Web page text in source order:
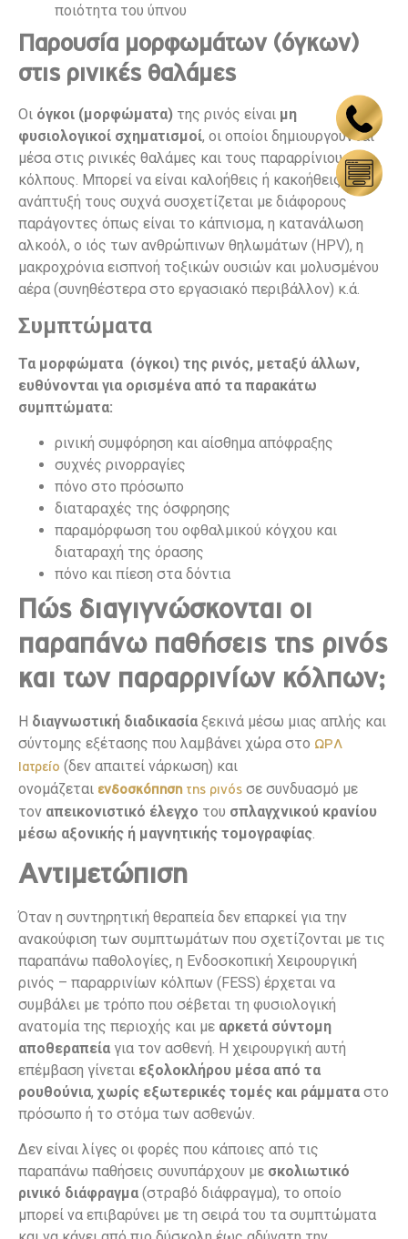
ποιότητα του ύπνου
Παρουσία μορφωμάτων (όγκων)
στις ρινικές θαλάμες
Οι όγκοι (μορφώματα) της ρινός είναι μη
φυσιολογικοί σχηματισμοί, οι οποίοι δημιουργούνται
μέσα στις ρινικές θαλάμες και τους παραρρίνιους
κόλπους. Μπορεί να είναι καλοήθεις ή κακοήθεις και η
ανάπτυξή τους συχνά συσχετίζεται με διάφορους
παράγοντες όπως είναι το κάπνισμα, η κατανάλωση
αλκοόλ, ο ιός των ανθρώπινων θηλωμάτων (HPV), η
μακροχρόνια εισπνοή τοξικών ουσιών και μολυσμένου
αέρα (συνηθέστερα στο εργασιακό περιβάλλον) κ.ά.
Συμπτώματα
Τα μορφώματα (όγκοι) της ρινός, μεταξύ άλλων,
ευθύνονται για ορισμένα από τα παρακάτω
συμπτώματα:
ρινική συμφόρηση και αίσθημα απόφραξης
συχνές ρινορραγίες
πόνο στο πρόσωπο
διαταραχές της όσφρησης
παραμόρφωση του οφθαλμικού κόγχου και
διαταραχή της όρασης
πόνο και πίεση στα δόντια
Πώς διαγιγνώσκονται οι
παραπάνω παθήσεις της ρινός
και των παραρρινίων κόλπων;
Η διαγνωστική διαδικασία ξεκινά μέσω μιας απλής και
σύντομης εξέτασης που λαμβάνει χώρα στο ΩΡΛ
Ιατρείο (δεν απαιτεί νάρκωση) και
ονομάζεται ενδοσκόπηση της ρινός σε συνδυασμό με
τον απεικονιστικό έλεγχο του σπλαγχνικού κρανίου
μέσω αξονικής ή μαγνητικής τομογραφίας
Αντιμετώπιση
Όταν η συντηρητική θεραπεία δεν επαρκεί για την
ανακούφιση των συμπτωμάτων που σχετίζονται με τις
παραπάνω παθολογίες, η Ενδοσκοπική Χειρουργική
ρινός – παραρρινίων κόλπων (FESS) έρχεται να
συμβάλει με τρόπο που σέβεται τη φυσιολογική
ανατομία της περιοχής και με αρκετά σύντομη
αποθεραπεία για τον ασθενή. Η χειρουργική αυτή
επέμβαση γίνεται εξολοκλήρου μέσα από τα
ρουθούνια,χωρίς εξωτερικές τομές και ράμματα στο
πρόσωπο ή το στόμα των ασθενών.
Δεν είναι λίγες οι φορές που κάποιες από τις
παραπάνω παθήσεις συνυπάρχουν με σκολιωτικό
ρινικό διάφραγμα (στραβό διάφραγμα), το οποίο
μπορεί να επιβαρύνει με τη σειρά του τα συμπτώματα